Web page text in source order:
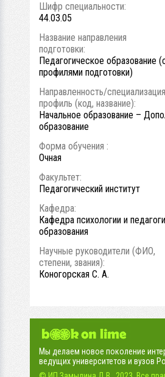
Шифр специальности:
44.03.05
Название направления
подготовки:
Педагогическое образование
профилями подготовки)
Направленность/
профиль (код, название):
Начальное образование –
образование
Форма обучения :
Очная
Факультет:
Педагогический институт
Кафедра:
Кафедра психологии и
образования
Научные руководители (ФИО,
степени, звания):
Коногорская С. А.
Мы делаем новое поколение
ведущих университетов и вузов